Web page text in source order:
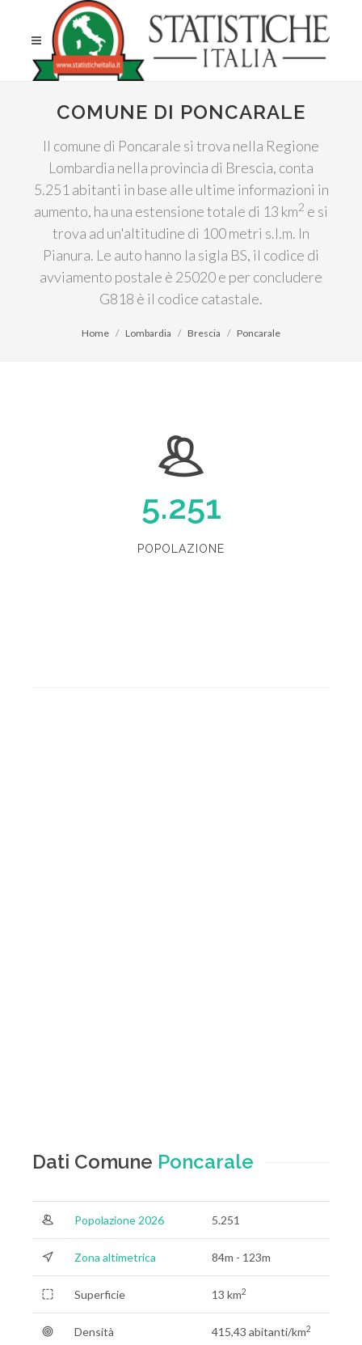
COMUNE DI PONCARALE
Il comune di Poncarale si trova nella Regione
Lombardia nella provincia di Brescia, conta
5.251 abitanti in base alle ultime informazioni in
aumento, ha una estensione totale di 13 km2 e si
trova ad un'altitudine di 100 metri s.l.m. In
Pianura. Le auto hanno la sigla BS, il codice di
avviamento postale è 25020 e per concludere
G818 è il codice catastale.
Home Lombardia Brescia Poncarale
5.251
POPOLAZIONE
Dati Comune Poncarale
Popolazione 2026 5.251
Zona altimetrica 84m - 123m
Superficie 13 km2
Densità 415,43 abitanti/km2